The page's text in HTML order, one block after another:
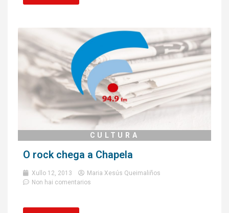
CULTURA
O rock chega a Chapela
Xullo 12, 2013
Maria Xesús Queimaliños
Non hai comentarios